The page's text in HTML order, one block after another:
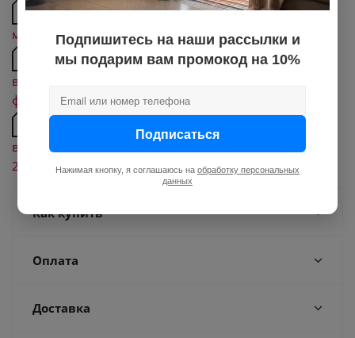
Паспорт поплавкового выключателя с кабелем 3
м TIM
Сертификат соответствия поплавковый
выключатель с кабелем TIM с 20 февраля 2024 по 19
февраля 2029
Декларация о соответствии поплавкового
выключателя с кабелем 3 м TIM с 22 февраля 2024 по
20 февраля 2029
Как купить
Оплата
Доставка
Подпишитесь на наши рассылки и
мы подарим вам промокод на 10%
Подписаться
Нажимая кнопку, я соглашаюсь на обработку персональных
данных